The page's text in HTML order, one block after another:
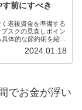
前にすべき
老後資金を準備する
スクの見直しポイン
体的な節約術を紹介
2024.01.18
でお金が浮い